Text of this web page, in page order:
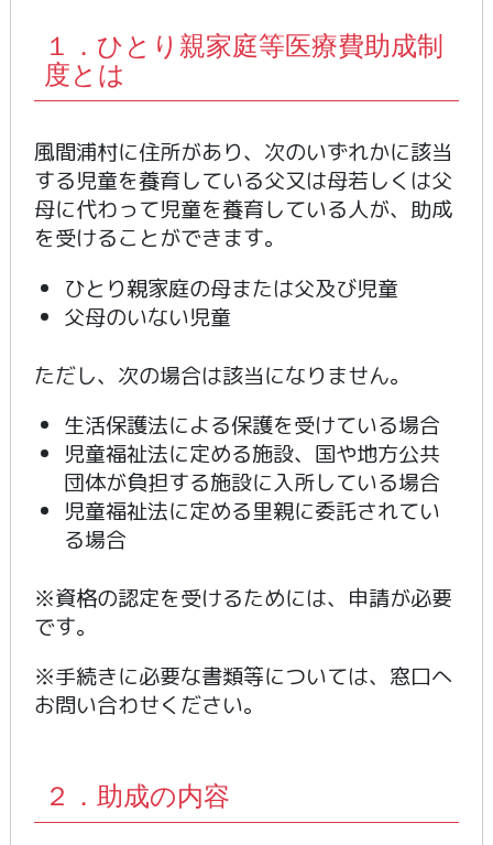
１．ひとり親家庭等医療費助成制
度とは
風間浦村に住所があり、次のいずれかに該当
する児童を養育している父又は母若しくは父
母に代わって児童を養育している人が、助成
を受けることができます。
ひとり親家庭の母または父及び児童
父母のいない児童
ただし、次の場合は該当になりません。
生活保護法による保護を受けている場合
児童福祉法に定める施設、国や地方公共
団体が負担する施設に入所している場合
児童福祉法に定める里親に委託されてい
る場合
※資格の認定を受けるためには、申請が必要
です。
※手続きに必要な書類等については、窓口へ
お問い合わせください。
２．助成の内容